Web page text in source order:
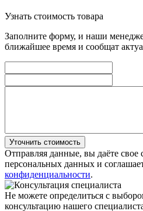
Узнать стоимость товара
Заполните форму, и наши
ближайшее время и сообщат
Уточнить стоимость
Отправляя данные, вы даёте свое
персональных данных и
конфиденциальности.
Не можете определиться с
консультацию нашего